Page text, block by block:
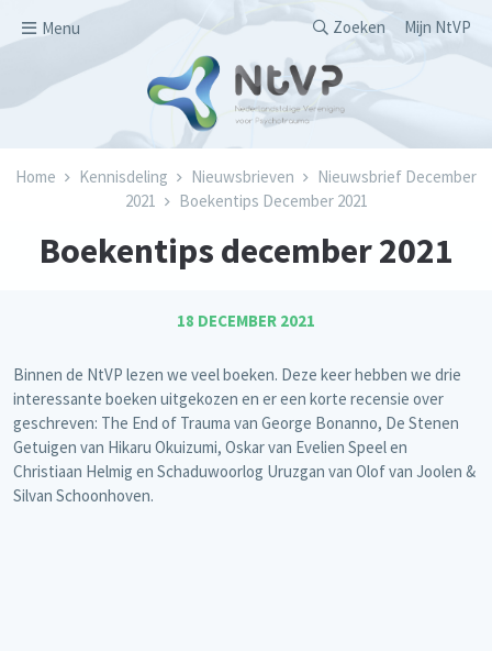
Menu
Secondary
Zoeken Mijn NtVP
Kruimelpad
Home Kennisdeling Nieuwsbrieven
Nieuwsbrief December
2021
Boekentips December 2021
Boekentips december 2021
18 DECEMBER 2021
Binnen de NtVP lezen we veel boeken. Deze keer hebben we drie
interessante boeken uitgekozen en er een korte recensie over
geschreven: The End of Trauma van George Bonanno, De Stenen
Getuigen van Hikaru Okuizumi, Oskar van Evelien Speel en
Christiaan Helmig en Schaduwoorlog Uruzgan van Olof van Joolen &
Silvan Schoonhoven.